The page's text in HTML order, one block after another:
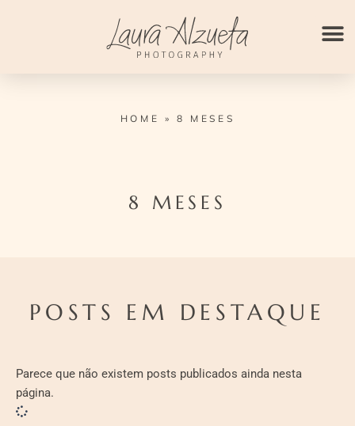
HOME » 8 MESES
8 MESES
POSTS EM DESTAQUE
Parece que não existem posts publicados ainda nesta
página.